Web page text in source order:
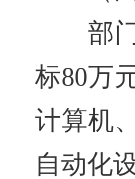
部门
标80万
计算机
自动化